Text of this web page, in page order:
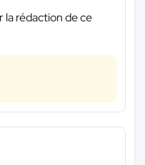
la rédaction de ce